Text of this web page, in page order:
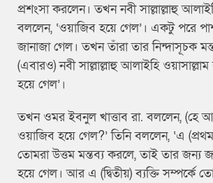
প্রশংসা করলেন। তখন নবী সাল্লাল্লাহু
বললেন, ‘ওয়াজিব হয়ে গেল’। একটু পরে
জানাজা গেল। তখন তাঁরা তার নিন্দাসূচক
(এবারও) নবী সাল্লাল্লাহু আলাইহি
হয়ে গেল’।
তখন ওমর ইবনুল খাত্তাব রা. বললেন, (হে
ওয়াজিব হয়ে গেল?’ তিনি বললেন, ‘এ
তোমরা উত্তম মন্তব্য করলে, তাই তার জন্য
হয়ে গেল। আর এ (দ্বিতীয়) ব্যক্তি সম্পর্কে